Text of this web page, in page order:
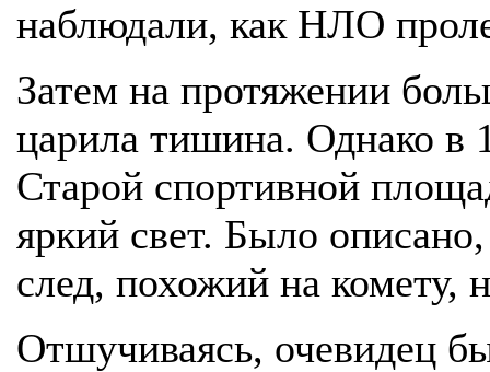
наблюдали, как НЛО
Затем на протяжении
царила тишина. Однако в
Старой спортивной
яркий свет. Было
след, похожий на комету,
Отшучиваясь, очевидец